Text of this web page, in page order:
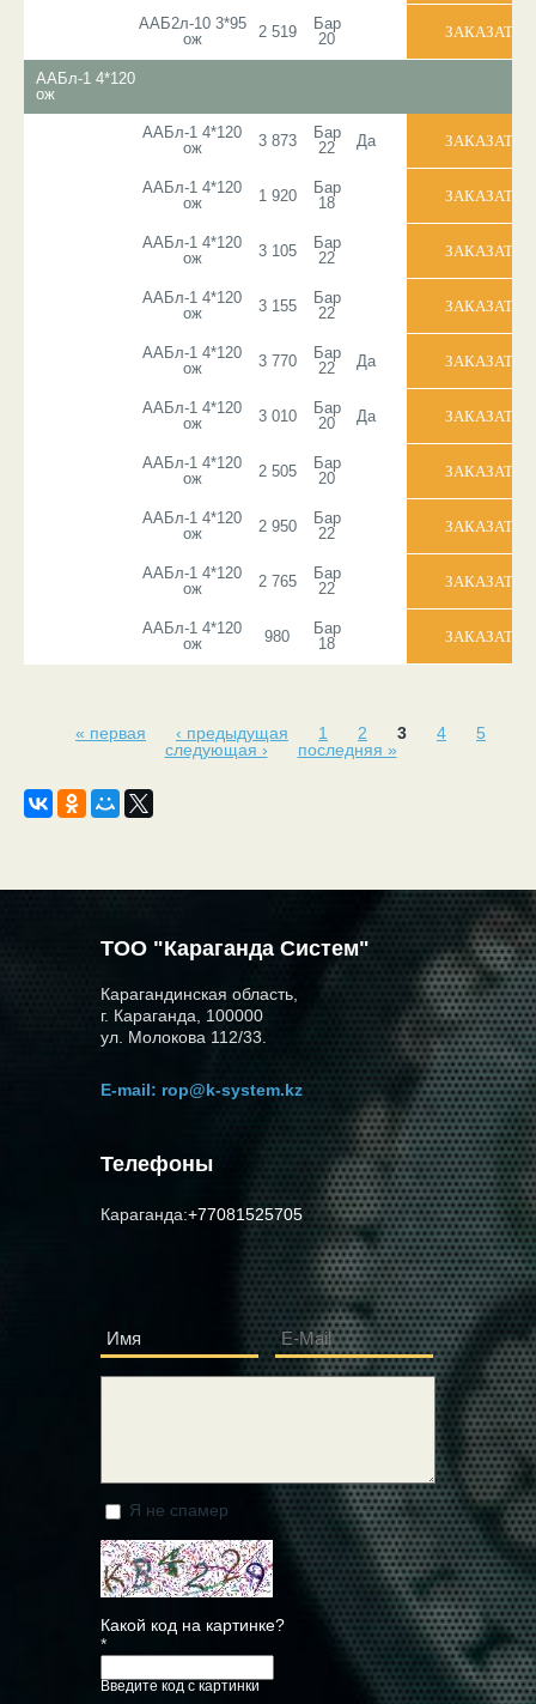
ААБ2л-10 3*95
ож
2 519
Бар
20
ААБл-1 4*120
ож
ААБл-1 4*120
ож
3 873
Бар
22
Да
ААБл-1 4*120
ож
1 920
Бар
18
ААБл-1 4*120
ож
3 105
Бар
22
ААБл-1 4*120
ож
3 155
Бар
22
ААБл-1 4*120
ож
3 770
Бар
22
Да
ААБл-1 4*120
ож
3 010
Бар
20
Да
ААБл-1 4*120
ож
2 505
Бар
20
ААБл-1 4*120
ож
2 950
Бар
22
ААБл-1 4*120
ож
2 765
Бар
22
ААБл-1 4*120
ож
980
Бар
18
« первая ‹ предыдущая 1 2 3 4
5
следующая ›
последняя »
ТОО "Караганда Систем"
Карагандинская область,
г. Караганда, 100000
ул. Молокова 112/33.
E-mail: rop@k-system.kz
Имя
E-Mail
*
Сообщение
Я не спамер
Я спамер
Какой код на картинке?
*
Введите код с картинки
Телефоны
Караганда:+77081525705